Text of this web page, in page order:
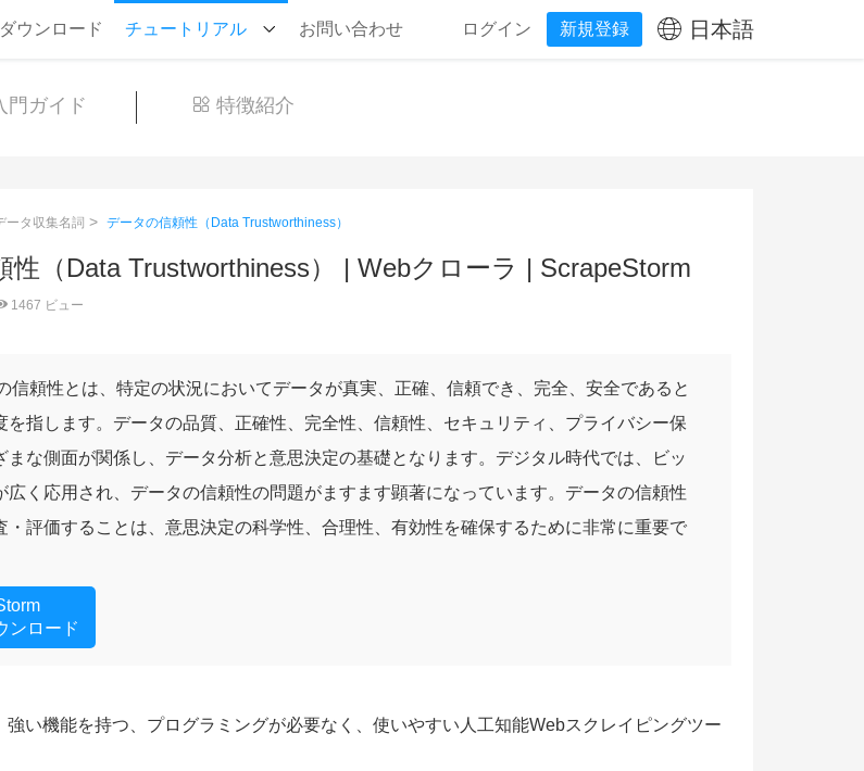
ダウンロード チュートリアル お問い合わせ ログイン 新規登録 日本語
門ガイド 特徴紹介
ータ収集名詞 > データの信頼性（Data Trustworthiness）
性（Data Trustworthiness） | Webクローラ | ScrapeStorm
1467 ビュー
信頼性とは、特定の状況においてデータが真実、正確、信頼でき、完全、安全であると
を指します。データの品質、正確性、完全性、信頼性、セキュリティ、プライバシー保
まな側面が関係し、データ分析と意思決定の基礎となります。デジタル時代では、ビッ
広く応用され、データの信頼性の問題がますます顕著になっています。データの信頼性
・評価することは、意思決定の科学性、合理性、有効性を確保するために非常に重要で
ンロード
強い機能を持つ、プログラミングが必要なく、使いやすい人工知能Webスクレイピングツー